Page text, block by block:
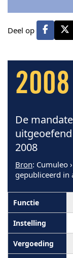
Deel op
2008
De
2008
Bron: Cumuleo
gepubliceerd in